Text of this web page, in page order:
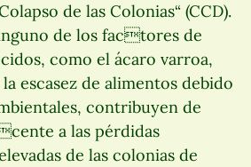
de las Colonias“ (CCD).
de los factores de
como el ácaro varroa,
escasez de alimentos debido
contribuyen de
a las pérdidas
de las colonias de